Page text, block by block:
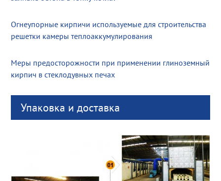
Огнеупорные кирпичи используемые для строительства
решетки камеры теплоаккумулирования
Меры предосторожности при применении глиноземный
кирпич в стеклодувных печах
Упаковка и доставка